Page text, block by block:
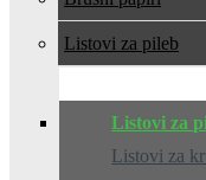
Listovi za pile
Listovi za
Listovi za